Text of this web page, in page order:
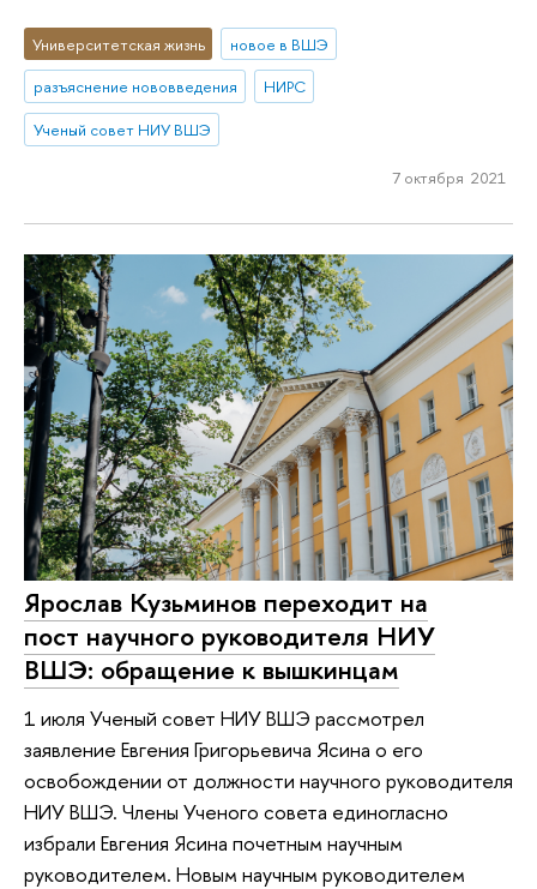
Университетская жизнь
новое в ВШЭ
разъяснение нововведения
НИРС
Ученый совет НИУ ВШЭ
7 октября 2021
Ярослав Кузьминов переходит на
пост научного руководителя НИУ
ВШЭ: обращение к вышкинцам
1 июля Ученый совет НИУ ВШЭ рассмотрел
заявление Евгения Григорьевича Ясина о его
освобождении от должности научного руководителя
НИУ ВШЭ. Члены Ученого совета единогласно
избрали Евгения Ясина почетным научным
руководителем. Новым научным руководителем